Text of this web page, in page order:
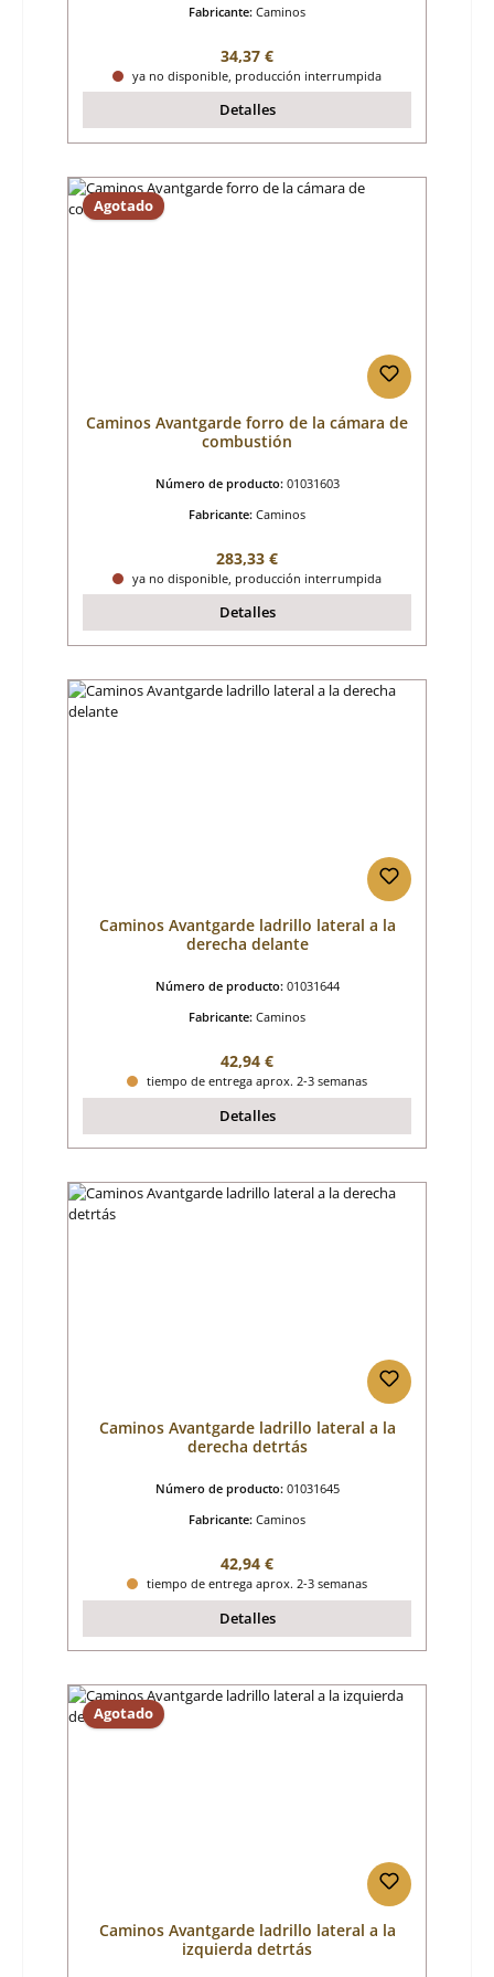
Fabricante: Caminos
Precio normal:
34,37 €
ya no disponible, producción interrumpida
Detalles
Agotado
Caminos Avantgarde forro de la cámara de
combustión
Número de producto: 01031603
Fabricante: Caminos
Precio normal:
283,33 €
ya no disponible, producción interrumpida
Detalles
Caminos Avantgarde ladrillo lateral a la
derecha delante
Número de producto: 01031644
Fabricante: Caminos
Precio normal:
42,94 €
tiempo de entrega aprox. 2-3 semanas
Detalles
Caminos Avantgarde ladrillo lateral a la
derecha detrtás
Número de producto: 01031645
Fabricante: Caminos
Precio normal:
42,94 €
tiempo de entrega aprox. 2-3 semanas
Detalles
Agotado
Caminos Avantgarde ladrillo lateral a la
izquierda detrtás